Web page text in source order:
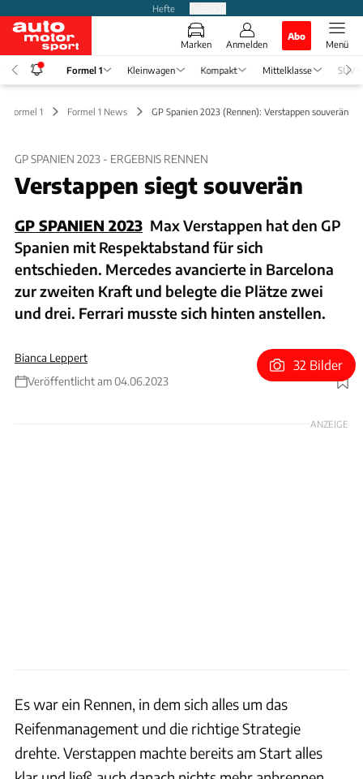
Hefte
Marken Anmelden
Abo
Menü
Formel 1 Kleinwagen Kompakt Mittelklasse SUV
Formel 1 Formel 1 News GP Spanien 2023 (Rennen): Verstappen souverän
GP SPANIEN 2023 - ERGEBNIS RENNEN
Verstappen siegt souverän
GP SPANIEN 2023 Max Verstappen hat den GP
Spanien mit Respektabstand für sich
entschieden. Mercedes avancierte in Barcelona
zur zweiten Kraft und belegte die Plätze zwei
und drei. Ferrari musste sich hinten anstellen.
Bianca Leppert
Veröffentlicht am 04.06.2023
Foto: Red Bull
32 Bilder
ANZEIGE
Es war ein Rennen, in dem sich alles um das
Reifenmanagement und die richtige Strategie
drehte. Verstappen machte bereits am Start alles